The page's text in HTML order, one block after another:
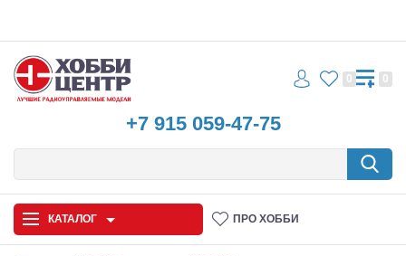
+7 915 059-47-75
0 0
КАТАЛОГ ПРО ХОББИ